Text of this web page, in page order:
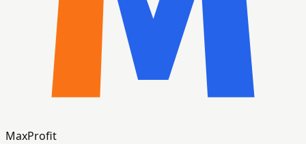
MaxProfit